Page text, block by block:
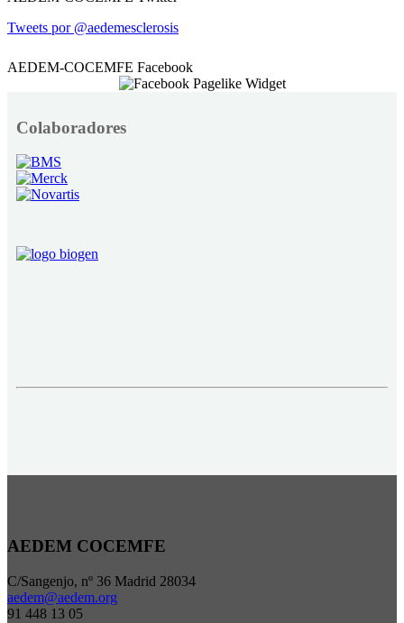
Tweets por @aedemesclerosis
AEDEM-COCEMFE Facebook
Colaboradores
AEDEM COCEMFE
C/Sangenjo, nº 36 Madrid 28034
aedem@aedem.org
91 448 13 05